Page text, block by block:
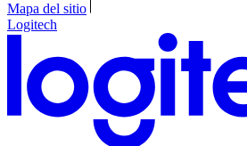
Mapa del sitio
Logitech